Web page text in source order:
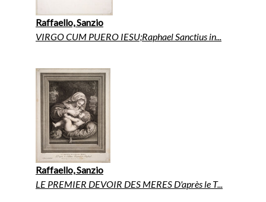
Raffaello, Sanzio
VIRGO CUM PUERO IESU;Raphael Sanctius in...
Raffaello, Sanzio
LE PREMIER DEVOIR DES MERES D'après le T...